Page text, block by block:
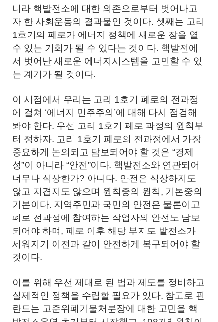
니라 핵발전소에 대한 의존으로부터 벗어나고
자 한 사회운동의 결과물인 것이다. 셋째는 고리
1호기의 폐로가 에너지 정책에 새로운 장을 열
수 있는 기회가 될 수 있다는 것이다. 핵발전에
서 벗어난 새로운 에너지시스템을 고민할 수 있
는 계기가 될 것이다.
이 시점에서 우리는 고리 1호기 폐로의 전과정
에 걸쳐 ‘에너지 민주주의’에 대해 다시 점검해
봐야 한다. 우선 고리 1호기 폐로 과정의 원칙부
터 정하자. 고리 1호기 폐로의 전과정에서 가장
중요하게 논의되고 담보되어야 할 것은 “경제
성”이 아니라 “안전”이다. 핵발전소와 연관되어
너무나 식상한가? 아니다. 안전은 식상하지도
않고 지겹지도 않으며 원칙중의 원칙, 기본중의
기본이다. 지역주민과 국민의 안전은 물론이고
폐로 전과정에 참여하는 작업자의 안전도 담보
되어야 하며, 폐로 이후 해당 부지도 발전소가
세워지기 이전과 같이 안전하게 복구되어야 할
것이다.
이를 위해 우선 제대로 된 법과 제도를 정비하고
실제적인 정책을 수립할 필요가 있다. 참고로 핀
란드는 고준위폐기물처분장에 대한 고민을 핵